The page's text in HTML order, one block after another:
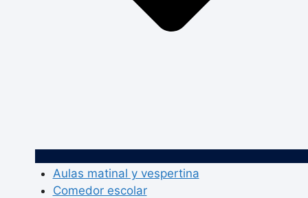
Aulas matinal y vespertina
Comedor escolar